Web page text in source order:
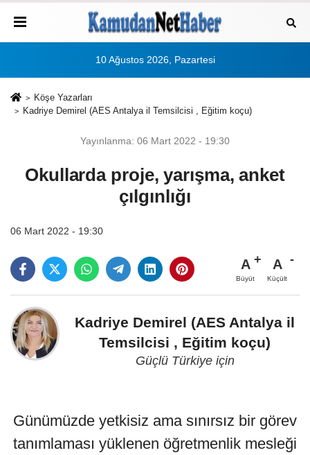
10 Ağustos 2026, Pazartesi
Köşe Yazarları
Kadriye Demirel (AES Antalya il Temsilcisi , Eğitim koçu)
Yayınlanma: 06 Mart 2022 - 19:30
Okullarda proje, yarışma, anket
çılgınlığı
06 Mart 2022 - 19:30
A
Büyüt
A
Küçült
Kadriye Demirel (AES Antalya il
Temsilcisi , Eğitim koçu)
Güçlü Türkiye için
Günümüzde yetkisiz ama sınırsız bir görev
tanımlaması yüklenen öğretmenlik mesleği